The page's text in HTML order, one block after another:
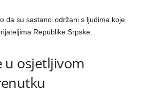
da su sastanci održani s ljudima koje
Republike Srpske.
u osjetljivom